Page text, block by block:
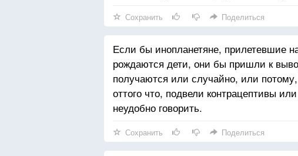
Сохранить Поделиться
Если бы инопланетяне, прилетевшие
рождаются дети, они бы пришли к
получаются или случайно, или
оттого что, подвели контрацептивы
неудобно говорить.
Сохранить Поделиться